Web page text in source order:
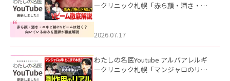
ークリニック札幌「赤ら顔・酒さ・ニ
した。
2026.07.17
わたしの名医Youtube アルバアレルギ
ークリニック札幌「マンジャロのリア